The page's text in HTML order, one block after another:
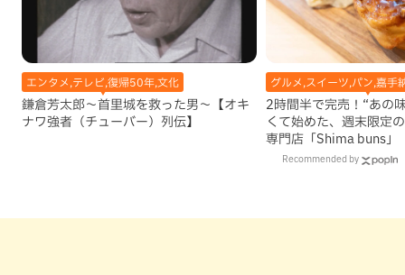
エンタメ,テレビ,復帰50年,文化
鎌倉芳太郎～首里城を救った男～【オキ
ナワ強者（チューバー）列伝】
グルメ,スイーツ,パン,嘉手
2時間半で完売！“あの
くて始めた、週末限定
専門店「Shima buns」
Recommended by